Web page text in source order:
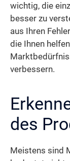
wichtig, die
besser zu
aus Ihren
die Ihnen
verbessern.
des
Meistens sind